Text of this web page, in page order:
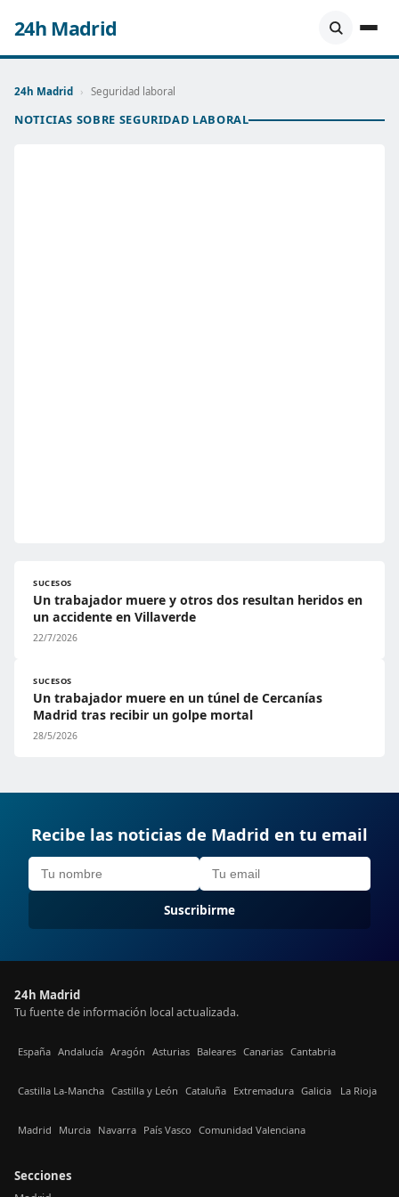
24h Madrid
24h Madrid › Seguridad laboral
NOTICIAS SOBRE SEGURIDAD LABORAL
SUCESOS
Un trabajador muere y otros dos resultan heridos en
un accidente en Villaverde
22/7/2026
SUCESOS
Un trabajador muere en un túnel de Cercanías
Madrid tras recibir un golpe mortal
28/5/2026
Recibe las noticias de Madrid en tu email
Suscribirme
24h Madrid
Tu fuente de información local actualizada.
España Andalucía Aragón Asturias Baleares Canarias Cantabria
Castilla La-Mancha Castilla y León Cataluña Extremadura Galicia La Rioja
Madrid Murcia Navarra País Vasco Comunidad Valenciana
Secciones